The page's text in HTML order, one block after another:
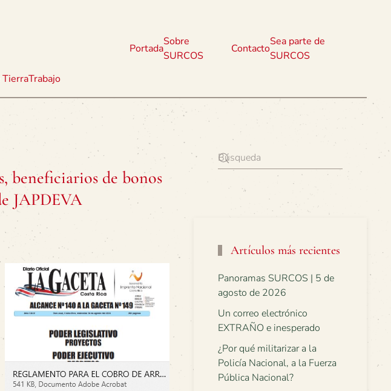
TierraTrabajo
Portada
Sobre
SURCOS
Contacto
Sea parte de
SURCOS
beneficiarios de bonos
JAPDEVA
Artículos más recientes
Panoramas SURCOS | 5 de
agosto de 2026
Un correo electrónico
EXTRAÑO e inesperado
¿Por qué militarizar a la
Policía Nacional, a la Fuerza
Pública Nacional?